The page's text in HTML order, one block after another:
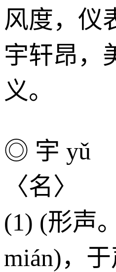
风度，仪
宇轩昂，
义。
◎ 宇 yǔ
〈名〉
(1) (形声
mián)，